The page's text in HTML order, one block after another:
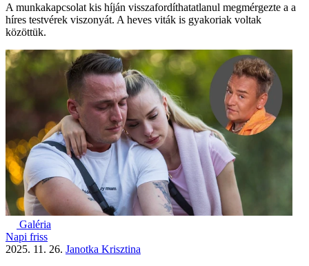
A munkakapcsolat kis híján visszafordíthatatlanul megmérgezte a a
híres testvérek viszonyát. A heves viták is gyakoriak voltak
közöttük.
Galéria
Napi friss
2025. 11. 26. Janotka Krisztina